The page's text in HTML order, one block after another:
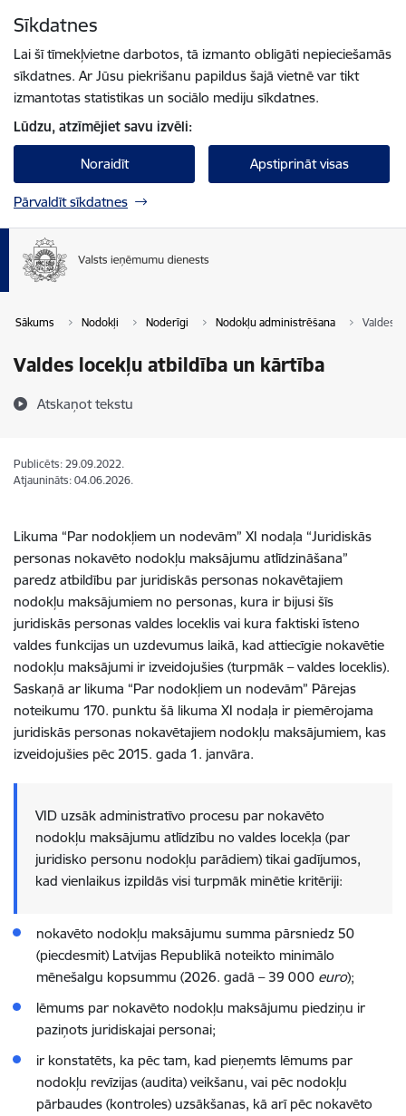
Sīkdatnes
Lai šī tīmekļvietne darbotos, tā izmanto obligāti nepieciešamās
sīkdatnes. Ar Jūsu piekrišanu papildus šajā vietnē var tikt
izmantotas statistikas un sociālo mediju sīkdatnes.
Lūdzu, atzīmējiet savu izvēli:
Noraidīt Apstiprināt visas
Pārvaldīt sīkdatnes
Sākums Nodokļi Noderīgi Nodokļu administrēšana Valdes
Valdes locekļu atbildība un kārtība
Atskaņot tekstu
Publicēts: 29.09.2022.
Atjaunināts: 04.06.2026.
Likuma “Par nodokļiem un nodevām” XI nodaļa “Juridiskās
personas nokavēto nodokļu maksājumu atlīdzināšana”
paredz atbildību par juridiskās personas nokavētajiem
nodokļu maksājumiem no personas, kura ir bijusi šīs
juridiskās personas valdes loceklis vai kura faktiski īsteno
valdes funkcijas un uzdevumus laikā, kad attiecīgie nokavētie
nodokļu maksājumi ir izveidojušies (turpmāk – valdes loceklis).
Saskaņā ar likuma “Par nodokļiem un nodevām” Pārejas
noteikumu 170. punktu šā likuma XI nodaļa ir piemērojama
juridiskās personas nokavētajiem nodokļu maksājumiem, kas
izveidojušies pēc 2015. gada 1. janvāra.
VID uzsāk administratīvo procesu par nokavēto
nodokļu maksājumu atlīdzību no valdes locekļa (par
juridisko personu nodokļu parādiem) tikai gadījumos,
kad vienlaikus izpildās visi turpmāk minētie kritēriji:
nokavēto nodokļu maksājumu summa pārsniedz 50
(piecdesmit) Latvijas Republikā noteikto minimālo
mēnešalgu kopsummu (2026. gadā – 39 000 euro);
lēmums par nokavēto nodokļu maksājumu piedziņu ir
paziņots juridiskajai personai;
ir konstatēts, ka pēc tam, kad pieņemts lēmums par
nodokļu revīzijas (audita) veikšanu, vai pēc nodokļu
pārbaudes (kontroles) uzsākšanas, kā arī pēc nokavēto